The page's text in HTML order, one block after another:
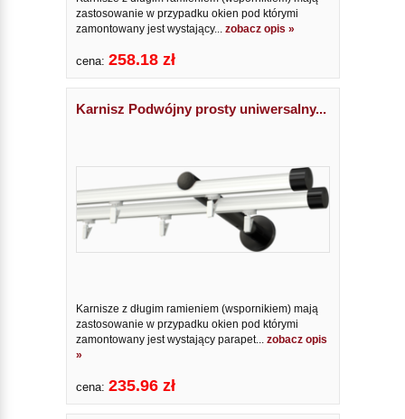
zastosowanie w przypadku okien pod którymi
zamontowany jest wystający... zobacz opis »
cena: 258.18 zł
Karnisz Podwójny prosty uniwersalny...
Karnisze z długim ramieniem (wspornikiem) mają
zastosowanie w przypadku okien pod którymi
zamontowany jest wystający parapet... zobacz opis
»
cena: 235.96 zł